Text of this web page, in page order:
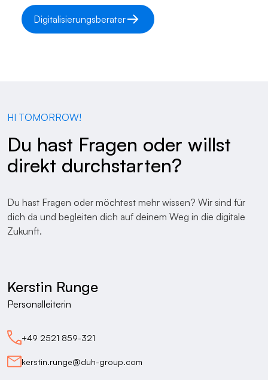
Digitalisierungsberater
HI TOMORROW!
Du hast Fragen oder willst
direkt durchstarten?
Du hast Fragen oder möchtest mehr wissen? Wir sind für
dich da und begleiten dich auf deinem Weg in die digitale
Zukunft.
Kerstin Runge
Personalleiterin
+49 2521 859-321
kerstin.runge@duh-group.com